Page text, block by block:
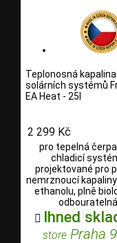
Teplonosná
solárních systémů
EA Heat - 25l
2 299 Kč
pro tepelná
chladicí
projektované pro
nemrznoucí
ethanolu, plně
odbouratelná
 Ihned
storePraha